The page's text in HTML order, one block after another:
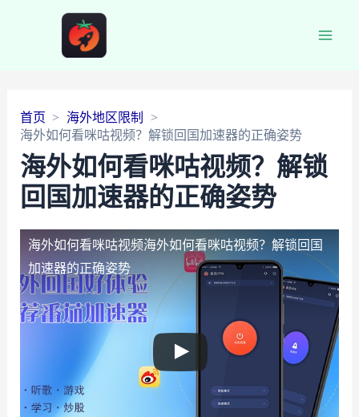
首页
海外地区限制
海外如何看咪咕视频？解锁回国加速器的正确姿势
海外如何看咪咕视频？解锁
回国加速器的正确姿势
海外如何看咪咕视频海外如何看咪咕视频？解锁回国
加速器的正确姿势